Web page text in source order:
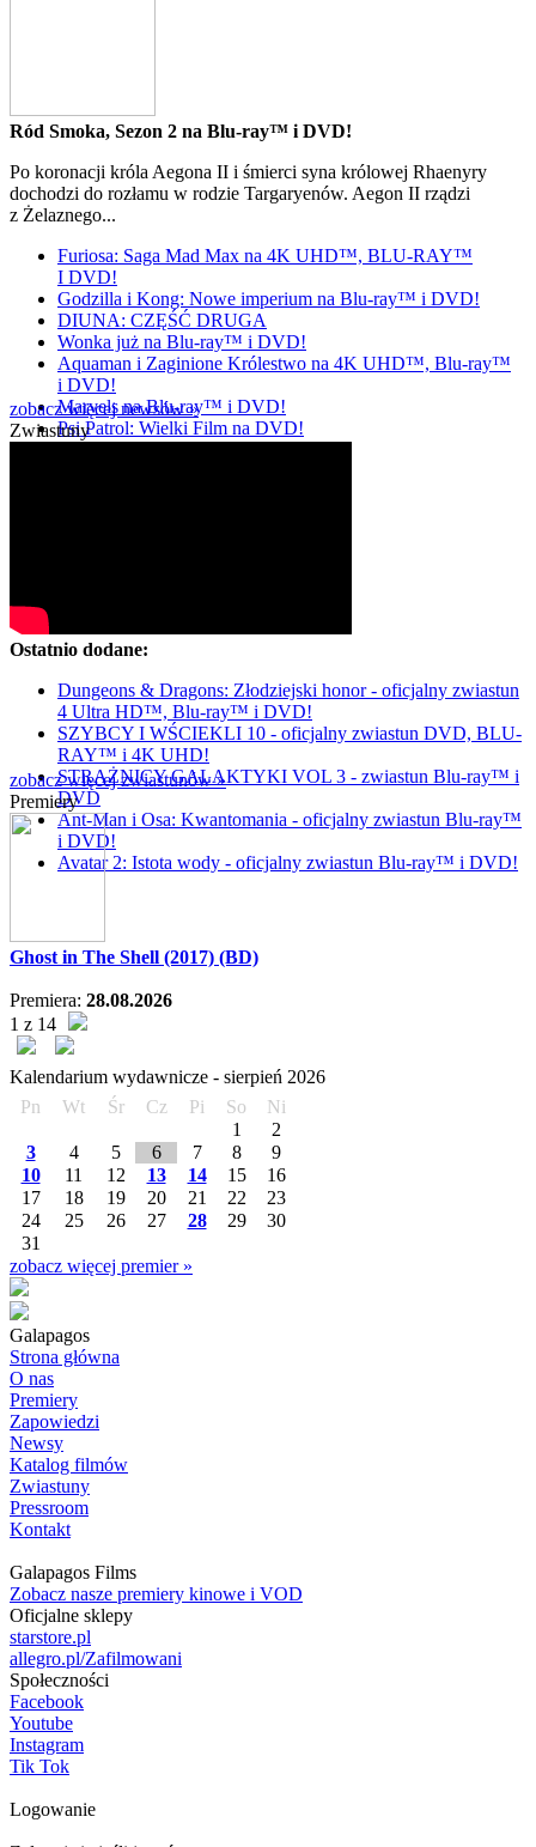
Ród Smoka, Sezon 2 na Blu-ray™ i DVD!
Po koronacji króla Aegona II i śmierci syna królowej Rhaenyry
dochodzi do rozłamu w rodzie Targaryenów. Aegon II rządzi
z Żelaznego...
Furiosa: Saga Mad Max na 4K UHD™, BLU-RAY™
I DVD!
Godzilla i Kong: Nowe imperium na Blu-ray™ i DVD!
DIUNA: CZĘŚĆ DRUGA
Wonka już na Blu-ray™ i DVD!
Aquaman i Zaginione Królestwo na 4K UHD™, Blu-ray™
i DVD!
Marvels na Blu-ray™ i DVD!
Psi Patrol: Wielki Film na DVD!
zobacz więcej newsów »
Zwiastuny
Ostatnio dodane:
Dungeons & Dragons: Złodziejski honor - oficjalny zwiastun
4 Ultra HD™, Blu-ray™ i DVD!
SZYBCY I WŚCIEKLI 10 - oficjalny zwiastun DVD, BLU-
RAY™ i 4K UHD!
STRAŻNICY GALAKTYKI VOL 3 - zwiastun Blu-ray™ i
DVD
Ant-Man i Osa: Kwantomania - oficjalny zwiastun Blu-ray™
i DVD!
Avatar 2: Istota wody - oficjalny zwiastun Blu-ray™ i DVD!
zobacz więcej zwiastunów »
Premiery
Ghost in The Shell (2017) (BD)
Premiera: 28.08.2026
1 z 14
Kalendarium wydawnicze - sierpień 2026
Pn
Wt Śr Cz Pi So
Ni
1
2
3
4 5 6 7 8
9
10
11 12 13 14 15
16
17
18 19 20 21 22
23
24
25 26 27 28 29
30
31
zobacz więcej premier »
Galapagos
Strona główna
O nas
Premiery
Zapowiedzi
Newsy
Katalog filmów
Zwiastuny
Pressroom
Kontakt
Galapagos Films
Zobacz nasze premiery kinowe i VOD
Oficjalne sklepy
starstore.pl
allegro.pl/Zafilmowani
Społeczności
Facebook
Youtube
Instagram
Tik Tok
Logowanie